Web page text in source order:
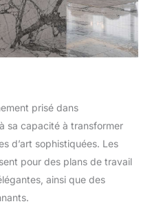
prisé dans
sa capacité à transformer
d’art sophistiquées. Les
pour des plans de travail
ainsi que des